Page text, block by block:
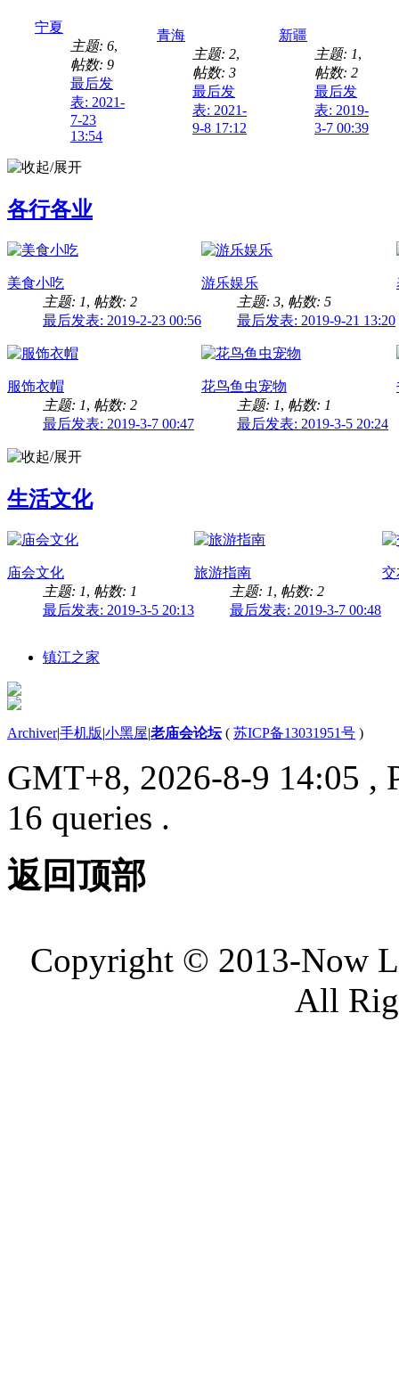
宁夏
主题: 6,
帖数: 9
最后发
表: 2021-
7-23
13:54
青海
主题: 2,
帖数: 3
最后发
表: 2021-
9-8 17:12
新疆
主题: 1,
帖数: 2
最后发
表: 2019-
3-7 00:39
各行各业
美食小吃
主题: 1, 帖数: 2
最后发表: 2019-2-23 00:56
游乐娱乐
主题: 3, 帖数: 5
最后发表: 2019-9-21 13:20
服饰衣帽
主题: 1, 帖数: 2
最后发表: 2019-3-7 00:47
花鸟鱼虫宠物
主题: 1, 帖数: 1
最后发表: 2019-3-5 20:24
生活文化
庙会文化
主题: 1, 帖数: 1
最后发表: 2019-3-5 20:13
旅游指南
主题: 1, 帖数: 2
最后发表: 2019-3-7 00:48
交
镇江之家
Archiver|手机版|小黑屋|老庙会论坛( 苏ICP备13031951号 )
GMT+8, 2026-8-9 14:05 ,
16 queries .
返回顶部
Copyright © 2013-Now
All